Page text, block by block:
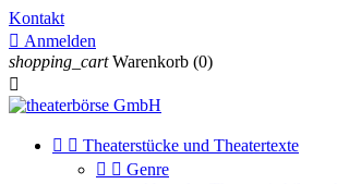
Kontakt
 Anmelden
shopping_cart Warenkorb (0)

  Theaterstücke und Theatertexte
  Genre